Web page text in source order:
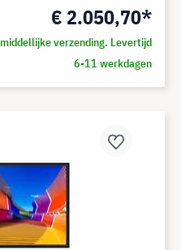
€ 2.050,70*
verzending. Levertijd
6-11 werkdagen